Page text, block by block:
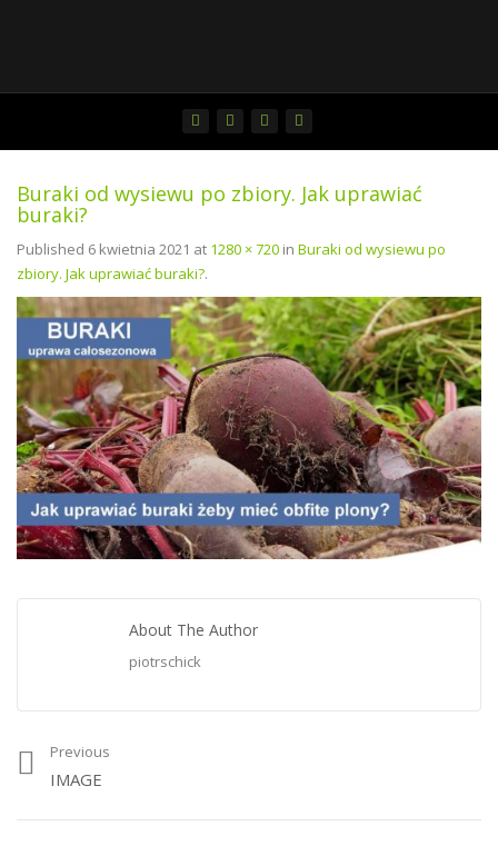
Buraki od wysiewu po zbiory. Jak uprawiać
buraki?
Published 6 kwietnia 2021 at 1280 × 720 in Buraki od wysiewu po
zbiory. Jak uprawiać buraki?.
About The Author
piotrschick
Previous
IMAGE